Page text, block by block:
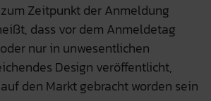
Zeitpunkt der Anmeldung
dass vor dem Anmeldetag
nur in unwesentlichen
Design veröffentlicht,
den Markt gebracht worden sein